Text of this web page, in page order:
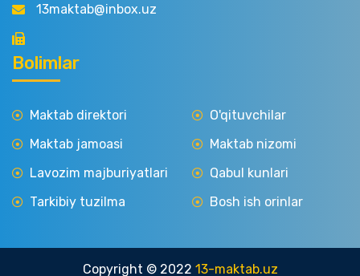
13maktab@inbox.uz
Bolimlar
Maktab direktori
Maktab jamoasi
Lavozim majburiyatlari
Tarkibiy tuzilma
O'qituvchilar
Maktab nizomi
Qabul kunlari
Bosh ish orinlar
Copyright © 2022 13-maktab.uz